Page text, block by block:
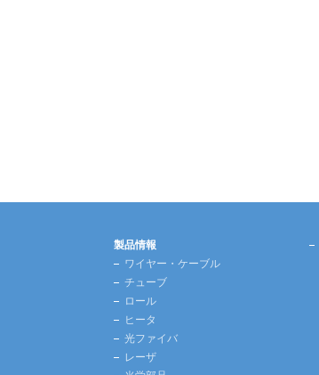
製品情報
ワイヤー・ケーブル
チューブ
ロール
ヒータ
光ファイバ
レーザ